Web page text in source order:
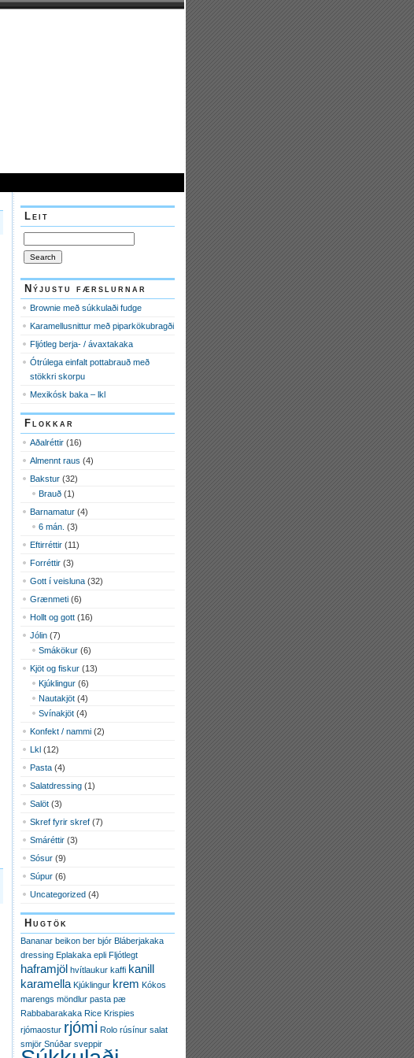
Leit
Search
for:
Nýjustu færslurnar
Brownie með súkkulaði fudge
Karamellusnittur með piparkökubragði
Fljótleg berja- / ávaxtakaka
Ótrúlega einfalt pottabrauð með
stökkri skorpu
Mexikósk baka – lkl
Flokkar
Aðalréttir (16)
Almennt raus (4)
Bakstur (32)
Brauð (1)
Barnamatur (4)
6 mán. (3)
Eftirréttir (11)
Forréttir (3)
Gott í veisluna (32)
Grænmeti (6)
Hollt og gott (16)
Jólin (7)
Smákökur (6)
Kjöt og fiskur (13)
Kjúklingur (6)
Nautakjöt (4)
Svínakjöt (4)
Konfekt / nammi (2)
Lkl (12)
Pasta (4)
Salatdressing (1)
Salöt (3)
Skref fyrir skref (7)
Smáréttir (3)
Sósur (9)
Súpur (6)
Uncategorized (4)
Hugtök
Bananar beikon ber bjór Bláberjakaka
dressing Eplakaka epli Fljótlegt
haframjöl hvítlaukur kaffi kanill
karamella Kjúklingur krem Kókos
marengs möndlur pasta pæ
Rabbabarakaka Rice Krispies
rjómaostur rjómi Rolo rúsínur salat
smjör Snúðar sveppir